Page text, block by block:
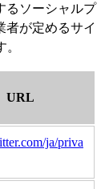
るソーシャルプ
者が定めるサイ
URL
ja/priva